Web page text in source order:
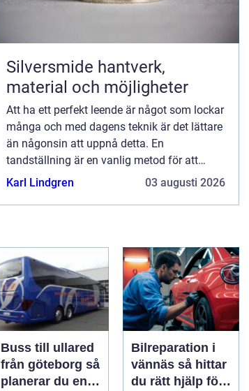
Silversmide hantverk,
material och möjligheter
Att ha ett perfekt leende är något som lockar
många och med dagens teknik är det lättare
än någonsin att uppnå detta. En
tandställning är en vanlig metod för att
korrigera ojämna tä...
Karl Lindgren 03 augusti 2026
Buss till ullared
från göteborg så
planerar du en
Bilreparation i
vännäs så hittar
du rätt hjälp för